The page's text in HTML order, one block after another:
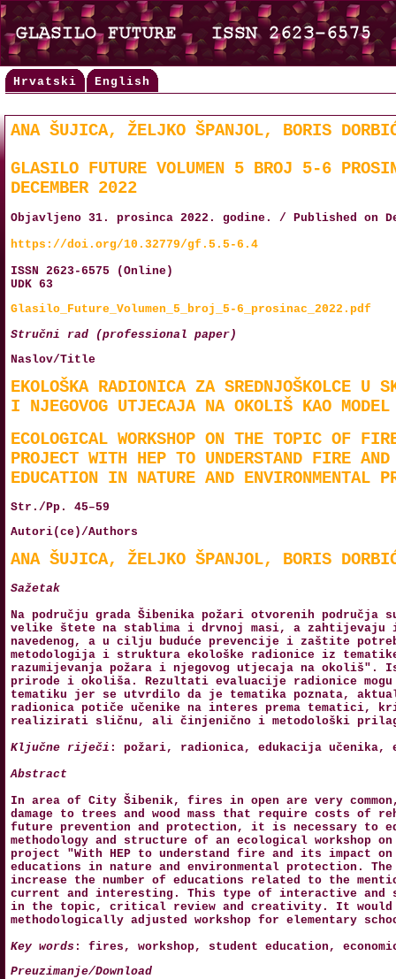
Hrvatski English
ANA ŠUJICA, ŽELJKO ŠPANJOL, BORIS
GLASILO FUTURE VOLUMEN 5 BROJ 5-6
DECEMBER 2022
Objavljeno 31. prosinca 2022. godine. / Published on
https://doi.org/10.32779/gf.5.5-6.4
ISSN 2623-6575 (Online)
UDK 63
Glasilo_Future_Volumen_5_broj_5-6_prosinac_2022.pdf
Stručni rad (professional paper)
Naslov/Title
EKOLOŠKA RADIONICA ZA SREDNJOŠKOLCE U
I NJEGOVOG UTJECAJA NA OKOLIŠ KAO
ECOLOGICAL WORKSHOP ON THE TOPIC OF
PROJECT WITH HEP TO UNDERSTAND FIRE
EDUCATION IN NATURE AND ENVIRONMENTAL
Str./Pp. 45–59
Autori(ce)/Authors
ANA ŠUJICA, ŽELJKO ŠPANJOL, BORIS
Sažetak
Na području grada Šibenika požari otvorenih
velike štete na stablima i drvnoj masi, a zahtijevaju i
navedenog, a u cilju buduće prevencije i zaštite
metodologija i struktura ekološke radionice iz
razumijevanja požara i njegovog utjecaja na
prirode i okoliša. Rezultati evaluacije radionice
tematiku jer se utvrdilo da je tematika poznata,
radionica potiče učenike na interes prema
realizirati sličnu, ali činjenično i metodološki
Ključne riječi : požari, radionica, edukacija učenika,
Abstract
In area of City Šibenik, fires in open are very
damage to trees and wood mass that require costs
future prevention and protection, it is necessary to
methodology and structure of an ecological
project "With HEP to understand fire and its impact
educations in nature and environmental protection.
increase the number of educations related to the
current and interesting. This type of interactive and
in the topic, critical review and creativity. It would
methodologically adjusted workshop for elementary
Key words : fires, workshop, student education,
Preuzimanje/Download